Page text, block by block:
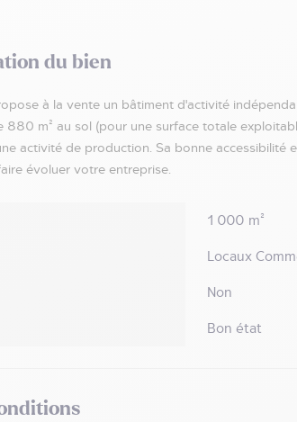
du bien
à la vente un bâtiment d'activité
880 m² au sol (pour une surface totale
activité de production. Sa bonne accessibilité
évoluer votre entreprise.
1 000 m²
Locaux
Non
Bon état